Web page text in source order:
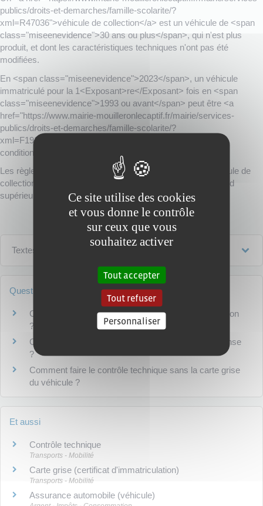
publics/droits-et-demarches/famille-scolarite/?
xml=R47036">véhicule de collection</a> est un véhicule de <span
class="miseenevidence">30 ans ou plus</span>, qui n'est plus
produit, et dont les caractéristiques techniques n'ont pas été
modifiées.
En <span class="miseenevidence">2023</span>, un véhicule
immatriculé pour la 1<Exposant>re</Exposant> fois en <span
class="miseenevidence">1993 ou avant</span> peut être <a
href="https://www.mairie-mouilleronlecaptif.fr/mairie/services-
publics/droits-et-demarches/famille-scolarite/?
xml=F1925">immatriculé en véhicule de collection sous
conditions</a>.
Les règles concernant le contrôle technique varie si le véhicule de
collection est utilisé comme VTC ou s'il s'agit d'un poids lourd
supérieur à 3,5 tonnes ou s'il est dans une autre situation.
Textes de référence
Questions ? Réponses !
Comment obtenir une carte grise véhicule de collection
?
Contrôle technique du véhicule : obligatoire ou dispense
?
Comment faire le contrôle technique sans la carte grise
du véhicule ?
Et aussi
Contrôle technique
Transports - Mobilité
Carte grise (certificat d'immatriculation)
Transports - Mobilité
Assurance automobile (véhicule)
Ce site utilise des cookies
et vous donne le contrôle
sur ceux que vous
souhaitez activer
Tout accepter
Tout refuser
Personnaliser